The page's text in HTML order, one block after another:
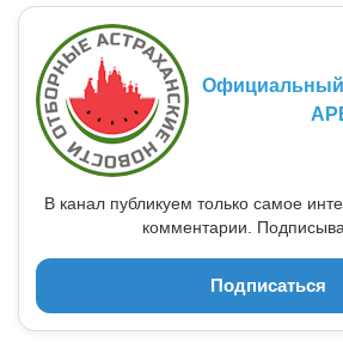
Официальный
В канал публикуем только самое
комментарии.
Подписаться